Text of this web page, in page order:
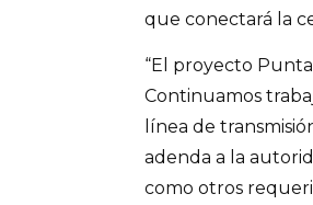
que conectará la
“El proyecto
Continuamos
línea de
adenda a la
como otros